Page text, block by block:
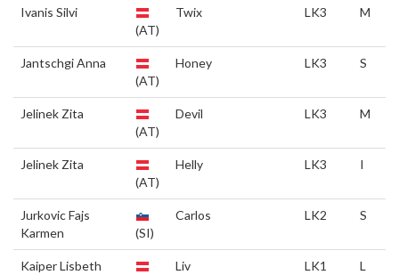
Ivanis Silvi
(AT)
Twix LK3 M
Jantschgi Anna
(AT)
Honey LK3 S
Jelinek Zita
(AT)
Devil LK3 M
Jelinek Zita
(AT)
Helly LK3 I
Jurkovic Fajs
Karmen
(SI)
Carlos LK2 S
Kaiper Lisbeth
Liv LK1 L